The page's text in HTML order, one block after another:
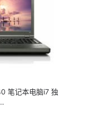
笔记本电脑i7 独